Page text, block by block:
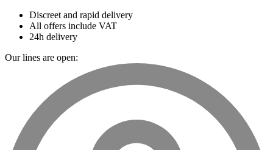
Discreet and rapid delivery
All offers include VAT
24h delivery
Our lines are open: